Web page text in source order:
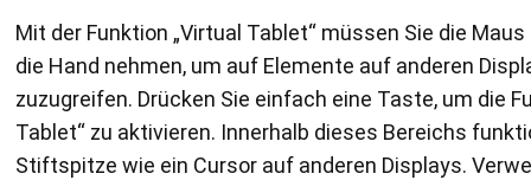
Mit der Funktion „Virtual Tablet“ müssen Sie die
die Hand nehmen, um auf Elemente auf anderen
zuzugreifen. Drücken Sie einfach eine Taste, um die
Tablet“ zu aktivieren. Innerhalb dieses Bereichs
Stiftspitze wie ein Cursor auf anderen Displays.